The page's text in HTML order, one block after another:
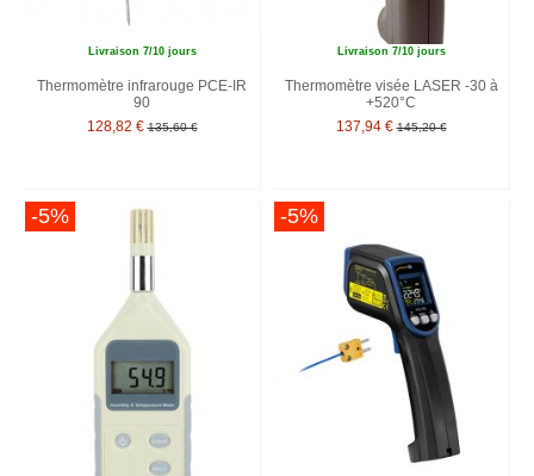
Livraison 7/10 jours
Thermomètre infrarouge PCE-IR
90
128,82 € 135,60 €
Livraison 7/10 jours
Thermomètre visée LASER -30 à
+520°C
137,94 € 145,20 €
-5% -5%